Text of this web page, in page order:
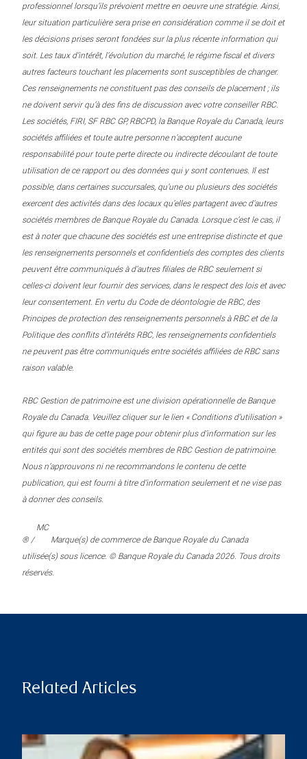
professionnel lorsqu’ils prévoient mettre en oeuvre une stratégie. Ainsi,
leur situation particulière sera prise en considération comme il se doit et
les décisions prises seront fondées sur la plus récente information qui
soit. Les taux d’intérêt, l’évolution du marché, le régime fiscal et divers
autres facteurs touchant les placements sont susceptibles de changer.
Ces renseignements ne constituent pas des conseils de placement ; ils
ne doivent servir qu’à des fins de discussion avec votre conseiller RBC.
Les sociétés, FIRI, SF RBC GP, RBCPD, la Banque Royale du Canada, leurs
sociétés affiliées et toute autre personne n’acceptent aucune
responsabilité pour toute perte directe ou indirecte découlant de toute
utilisation de ce rapport ou des données qui y sont contenues. Il est
possible, dans certaines succursales, qu’une ou plusieurs des sociétés
exercent des activités dans des locaux qu’elles partagent avec d’autres
sociétés membres de Banque Royale du Canada. Lorsque c’est le cas, il
est à noter que chacune des sociétés est une entreprise distincte et que
les renseignements personnels et confidentiels des comptes des clients
peuvent être communiqués à d’autres filiales de RBC seulement si
celles-ci doivent leur fournir des services, dans le respect des lois et avec
leur consentement. En vertu du Code de déontologie de RBC, des
Principes de protection des renseignements personnels à RBC et de la
Politique des conflits d’intérêts RBC, les renseignements confidentiels
ne peuvent pas être communiqués entre sociétés affiliées de RBC sans
raison valable.
RBC Gestion de patrimoine est une division opérationnelle de Banque
Royale du Canada. Veuillez cliquer sur le lien « Conditions d’utilisation »
qui figure au bas de cette page pour obtenir plus d’information sur les
entités qui sont des sociétés membres de RBC Gestion de patrimoine.
Nous n’approuvons ni ne recommandons le contenu de cette
publication, qui est fourni à titre d’information seulement et ne vise pas
à donner des conseils.
® /
MC
Marque(s) de commerce de Banque Royale du Canada
utilisée(s) sous licence. © Banque Royale du Canada 2026. Tous droits
réservés.
Related Articles